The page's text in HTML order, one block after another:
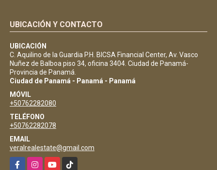
UBICACIÓN Y CONTACTO
UBICACIÓN
C. Aquilino de la Guardia P.H. BICSA Financial Center, Av. Vasco
Nuñez de Balboa piso 34, oficina 3404. Ciudad de Panamá-
Provincia de Panamá.
Ciudad de Panamá - Panamá - Panamá
MÓVIL
+50762282080
TELÉFONO
+50762282078
EMAIL
veralrealestate@gmail.com
FacebookInstagramYouTubeTikTok